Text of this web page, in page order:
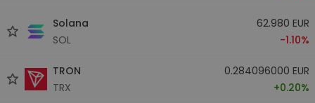
Solana
SOL
62.980 EUR
-1.10%
TRON
TRX
0.284096000 EUR
+0.20%